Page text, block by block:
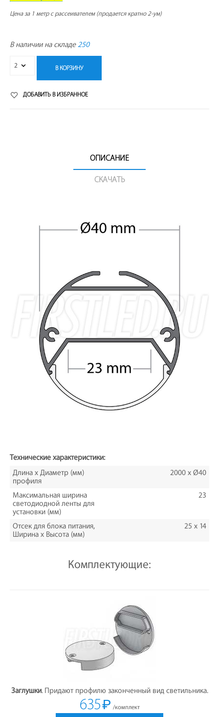
Цена за 1 метр с рассеивателем (продается кратно 2-ум)
В наличии на складе250
В КОРЗИНУ
ДОБАВИТЬ В ИЗБРАННОЕ
ОПИСАНИЕ
СКАЧАТЬ
Технические характеристики:
Длина х Диаметр (мм)
профиля
2000 x Ø40
Максимальная ширина
светодиодной ленты для
установки (мм)
23
Отсек для блока питания,
Ширина х Высота (мм)
25 x 14
Комплектующие:
Заглушки. Придают профилю законченный вид светильника.
635₽ /комплект